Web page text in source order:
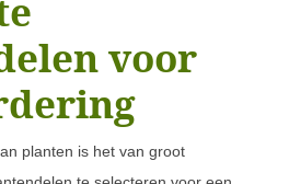
voor
planten is het van groot